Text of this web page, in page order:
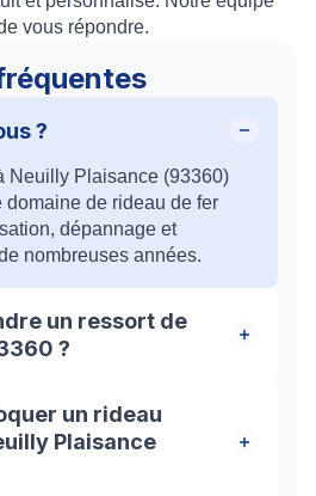
vous répondre.
?
Neuilly Plaisance (93360)
de rideau de fer
dépannage et
nombreuses années.
un ressort de
?
par démonter le
l’axe et au tablier de votre
on détache le tablier de
le descendre doucement
un rideau
Plaisance